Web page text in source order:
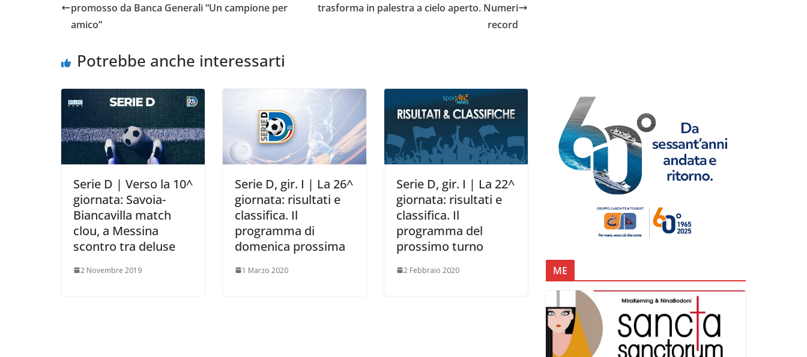
o
k
promosso da Banca Generali “Un campione per
amico”
trasforma in palestra a cielo aperto. Numeri
record
Potrebbe anche interessarti
Serie D | Verso la 10^
giornata: Savoia-
Biancavilla match
clou, a Messina
scontro tra deluse
2 Novembre 2019
Serie D, gir. I | La 26^
giornata: risultati e
classifica. Il
programma di
domenica prossima
1 Marzo 2020
Serie D, gir. I | La 22^
giornata: risultati e
classifica. Il
programma del
prossimo turno
2 Febbraio 2020 ME